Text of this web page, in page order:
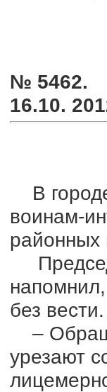
№ 5462.
16.10.
В
воинам-
районных
без вести.
–
урезают